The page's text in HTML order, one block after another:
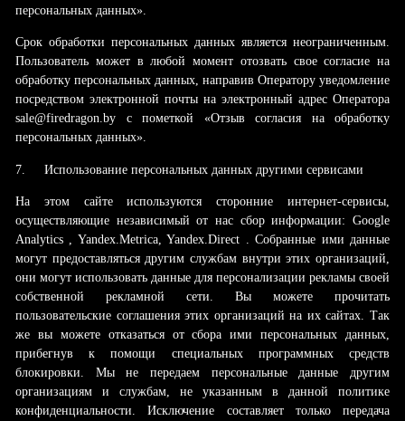
персональных данных».
Срок обработки персональных данных является неограниченным.
Пользователь может в любой момент отозвать свое согласие на
обработку персональных данных, направив Оператору уведомление
посредством электронной почты на электронный адрес Оператора
sale@firedragon.by с пометкой «Отзыв согласия на обработку
персональных данных».
7. Использование персональных данных другими сервисами
На этом сайте используются сторонние интернет-сервисы,
осуществляющие независимый от нас сбор информации: Google
Analytics , Yandex.Metrica, Yandex.Direct . Собранные ими данные
могут предоставляться другим службам внутри этих организаций,
они могут использовать данные для персонализации рекламы своей
собственной рекламной сети. Вы можете прочитать
пользовательские соглашения этих организаций на их сайтах. Так
же вы можете отказаться от сбора ими персональных данных,
прибегнув к помощи специальных программных средств
блокировки. Мы не передаем персональные данные другим
организациям и службам, не указанным в данной политике
конфиденциальности. Исключение составляет только передача